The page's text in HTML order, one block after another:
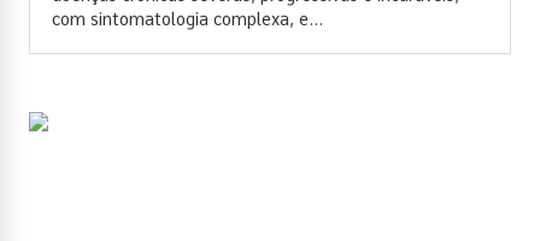
com sintomatologia complexa, e...